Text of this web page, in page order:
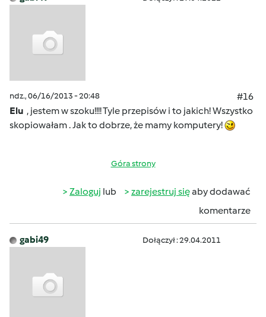
ndz., 06/16/2013 - 20:48
#16
Elu , jestem w szoku!!!! Tyle przepisów i to jakich! Wszystko
skopiowałam . Jak to dobrze, że mamy komputery!
Góra strony
Zaloguj lub zarejestruj sięaby dodawać
komentarze
gabi49 Dołączył : 29.04.2011